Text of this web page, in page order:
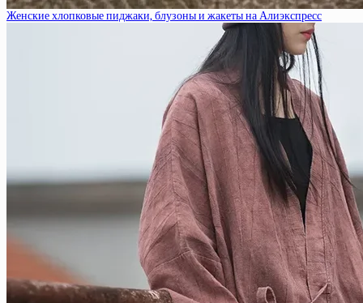
Женские хлопковые пиджаки, блузоны и жакеты на Алиэкспресс